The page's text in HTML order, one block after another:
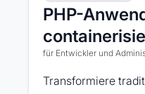
PHP-
für Entwickler und
Transformiere